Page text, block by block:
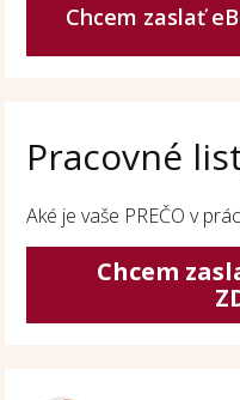
Chcem zaslať
Pracovné
Aké je vaše PREČO v
Chcem